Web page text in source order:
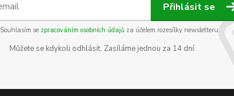
Přihlásit se
Souhlasím se zpracováním osobních údajůza účelem rozesílky newsletteru.
Můžete se kdykoli odhlásit. Zasíláme jednou za 14 dní.